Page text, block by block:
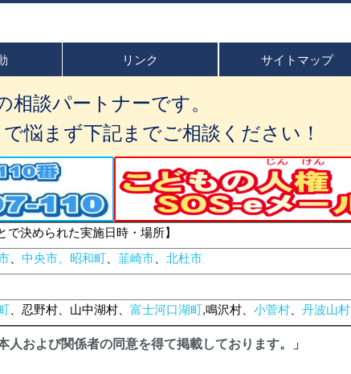
リンク サイトマップ
談パートナーです。
悩まず下記までご相談ください！
決められた実施日時・場所】
中央市、昭和町 韮崎市
北杜市
、忍野村、山中湖村、 富士河口湖町,鳴沢村、 小菅村 丹波山村
および関係者の同意を得て掲載しております。」